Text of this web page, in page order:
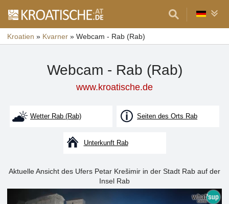
Kroatien » Kvarner » Webcam - Rab (Rab)
Webcam - Rab (Rab)
www.kroatische.de
Wetter Rab (Rab) Seiten des Orts Rab
Unterkunft Rab
Aktuelle Ansicht des Ufers Petar Krešimir in der Stadt Rab auf der
Insel Rab